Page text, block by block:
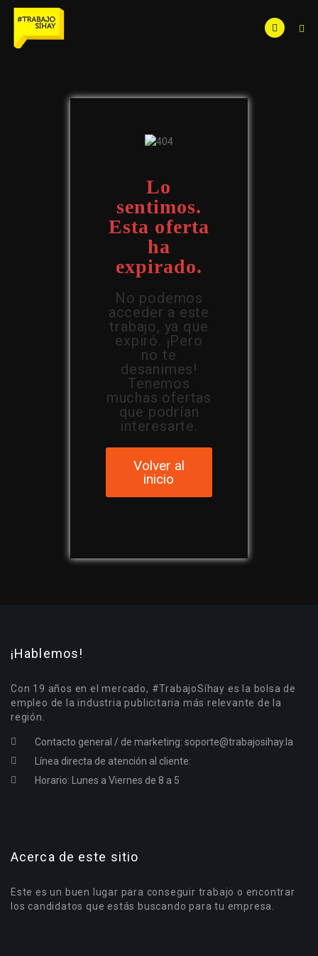
Lo
sentimos.
Esta oferta
ha
expirado.
No podemos
acceder a este
trabajo, ya que
expiró. ¡Pero
no te
desanimes!
Tenemos
muchas ofertas
que podrían
interesarte.
Volver al
inicio
¡Hablemos!
Con 19 años en el mercado, #TrabajoSíhay es la bolsa de
empleo de la industria publicitaria más relevante de la
región.
Contacto general / de marketing: soporte@trabajosihay.la
Línea directa de atención al cliente:
Horario: Lunes a Viernes de 8 a 5
Acerca de este sitio
Este es un buen lugar para conseguir trabajo o encontrar
los candidatos que estás buscando para tu empresa.